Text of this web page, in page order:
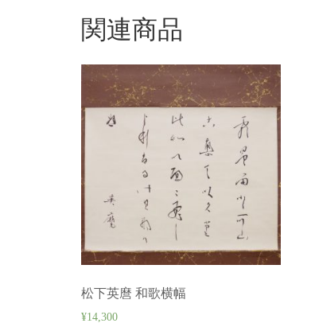
関連商品
松下英麿 和歌横幅
¥14,300